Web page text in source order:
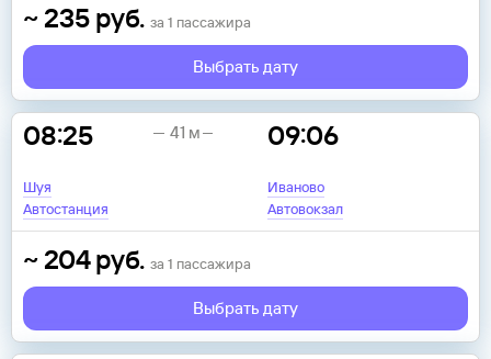
~ 235 руб. за 1 пассажира
Выбрать дату
08:25
Шуя
Автостанция
09:06
Иваново
Автовокзал
41 м
~ 204 руб. за 1 пассажира
Выбрать дату